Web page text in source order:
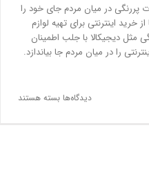
در میان مردم جای خود را
اینترنتی برای تهیه لوازم
دیجیکالا با جلب اطمینان
را در میان مردم جا بیاندازد.
دیدگاه‌هابسته هستند